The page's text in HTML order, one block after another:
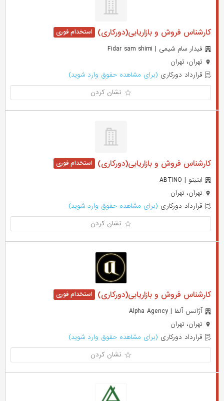
کارشناس فروش و بازاریابی(دورکاری)
فیدار سام شیمی | Fidar sam shimi
تهران، تهران
قرارداد دورکاری (برای مشاهده حقوق وارد شوید)
نشان کردن
کارشناس فروش و بازاریابی(دورکاری)
ابتینو | ABTINO
تهران، تهران
قرارداد دورکاری (برای مشاهده حقوق وارد شوید)
نشان کردن
کارشناس فروش و بازاریابی(دورکاری)
آژانس آلفا | Alpha Agency
تهران، تهران
قرارداد دورکاری (برای مشاهده حقوق وارد شوید)
نشان کردن